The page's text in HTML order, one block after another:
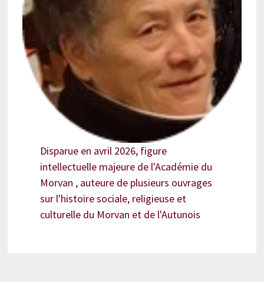
Disparue en avril 2026, figure
intellectuelle majeure de l'Académie du
Morvan , auteure de plusieurs ouvrages
sur l'histoire sociale, religieuse et
culturelle du Morvan et de l'Autunois